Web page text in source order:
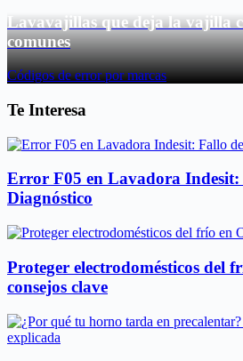
Lavavajillas que deja la vajilla
comunes
Códigos de error por marcas
Te Interesa
Error F05 en Lavadora Indesit:
Diagnóstico
Proteger electrodomésticos del
consejos clave